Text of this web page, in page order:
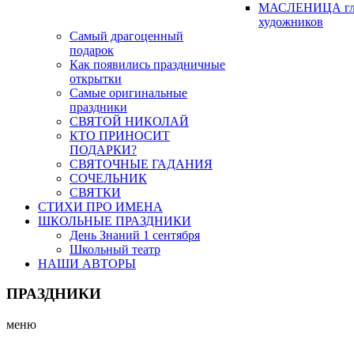
МАСЛЕНИЦА
художников
Самый драгоценный
подарок
Как появились праздничные
открытки
Самые оригинальные
праздники
СВЯТОЙ НИКОЛАЙ
КТО ПРИНОСИТ
ПОДАРКИ?
СВЯТОЧНЫЕ ГАДАНИЯ
СОЧЕЛЬНИК
СВЯТКИ
СТИХИ ПРО ИМЕНА
ШКОЛЬНЫЕ ПРАЗДНИКИ
День Знаний 1 сентября
Школьный театр
НАШИ АВТОРЫ
ПРАЗДНИКИ
меню